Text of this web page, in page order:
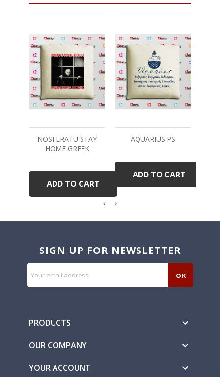
NOSFERATU STAY
HOME GREEK
ADD TO CART
AQUARIUS PS
ADD TO CART
SIGN UP FOR NEWSLETTER
PRODUCTS 
OUR COMPANY 
YOUR ACCOUNT 